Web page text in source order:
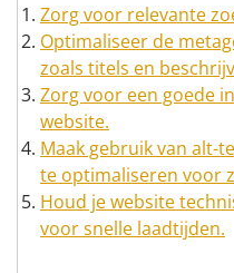
Zorg voor relevante
Optimaliseer de
zoals titels en
Zorg voor een goede
website.
Maak gebruik van alt-
te optimaliseren voor
Houd je website
voor snelle laadtijden.